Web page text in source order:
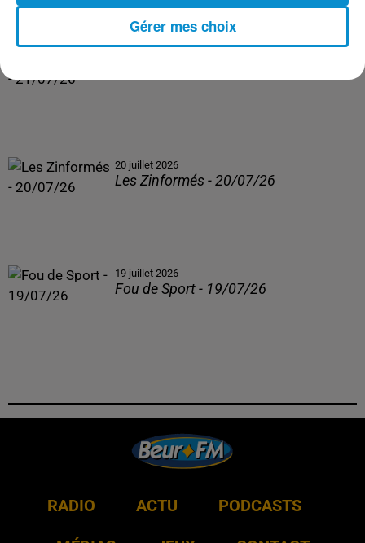
20 juillet 2026
Les Zinformés - 20/07/26
19 juillet 2026
Fou de Sport - 19/07/26
RADIO ACTU PODCASTS
Gérer mes choix